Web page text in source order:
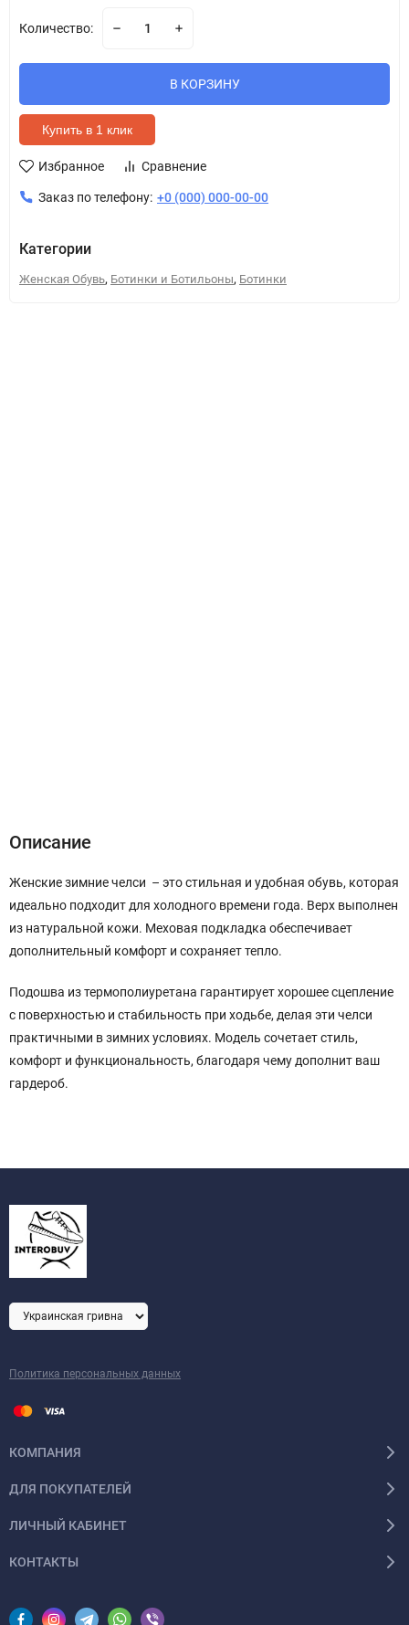
Количество:
В КОРЗИНУ
Купить в 1 клик
Избранное Сравнение
Заказ по телефону: +0 (000) 000-00-00
Категории
Женская Обувь, Ботинки и Ботильоны, Ботинки
Описание
Женские зимние челси – это стильная и удобная обувь, которая
идеально подходит для холодного времени года. Верх выполнен
из натуральной кожи. Меховая подкладка обеспечивает
дополнительный комфорт и сохраняет тепло.
Подошва из термополиуретана гарантирует хорошее сцепление
с поверхностью и стабильность при ходьбе, делая эти челси
практичными в зимних условиях. Модель сочетает стиль,
комфорт и функциональность, благодаря чему дополнит ваш
гардероб.
Политика персональных данных
КОМПАНИЯ
ДЛЯ ПОКУПАТЕЛЕЙ
ЛИЧНЫЙ КАБИНЕТ
КОНТАКТЫ